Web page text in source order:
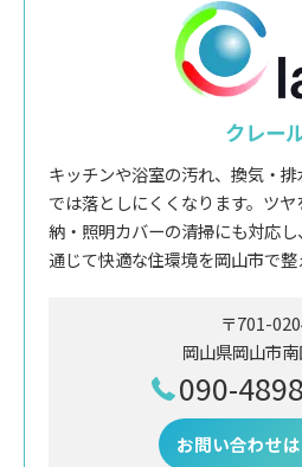
クレー
キッチンや浴室の汚れ、換気・
では落としにくくなります。ツ
納・照明カバーの清掃にも対応
通じて快適な住環境を岡山市で整
〒701-
岡山県岡山市
090-
お問い合わせ